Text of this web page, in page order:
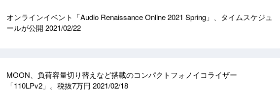
オンラインイベント「Audio Renaissance Online 2021 Spring」、タイムスケジュ
ールが公開 2021/02/22
MOON、負荷容量切り替えなど搭載のコンパクトフォノイコライザー
「110LPv2」。税抜7万円 2021/02/18